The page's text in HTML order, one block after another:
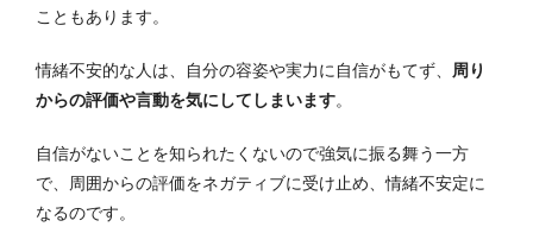
こともあります。
情緒不安的な人は、自分の容姿や実力に自信がもてず、 周り
からの評価や言動を気にしてしまいます。
自信がないことを知られたくないので強気に振る舞う一方
で、周囲からの評価をネガティブに受け止め、情緒不安定に
なるのです。